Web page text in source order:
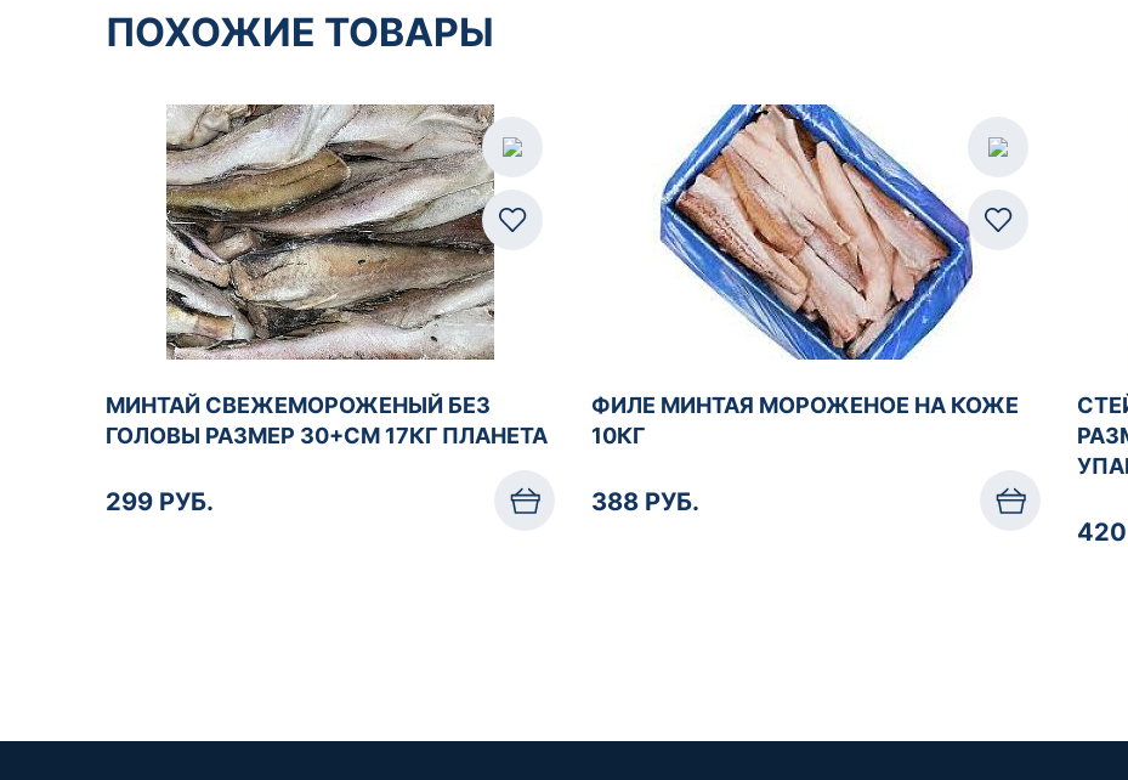
ПОХОЖИЕ ТОВАРЫ
МИНТАЙ СВЕЖЕМОРОЖЕНЫЙ БЕЗ
ГОЛОВЫ РАЗМЕР 30+СМ 17КГ ПЛАНЕТА
299 РУБ.
ФИЛЕ МИНТАЯ МОРОЖЕНОЕ НА КОЖЕ
10КГ
388 РУБ.